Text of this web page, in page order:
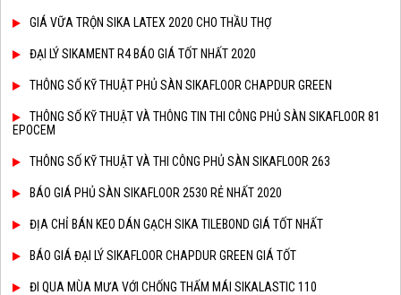
GIÁ VỮA TRỘN SIKA LATEX 2020 CHO THẦU THỢ
ĐẠI LÝ SIKAMENT R4 BÁO GIÁ TỐT NHẤT 2020
THÔNG SỐ KỸ THUẬT PHỦ SÀN SIKAFLOOR CHAPDUR GREEN
THÔNG SỐ KỸ THUẬT VÀ THÔNG TIN THI CÔNG PHỦ SÀN SIKAFLOOR 81
EPOCEM
THÔNG SỐ KỸ THUẬT VÀ THI CÔNG PHỦ SÀN SIKAFLOOR 263
BÁO GIÁ PHỦ SÀN SIKAFLOOR 2530 RẺ NHẤT 2020
ĐỊA CHỈ BÁN KEO DÁN GẠCH SIKA TILEBOND GIÁ TỐT NHẤT
BÁO GIÁ ĐẠI LÝ SIKAFLOOR CHAPDUR GREEN GIÁ TỐT
ĐI QUA MÙA MƯA VỚI CHỐNG THẤM MÁI SIKALASTIC 110